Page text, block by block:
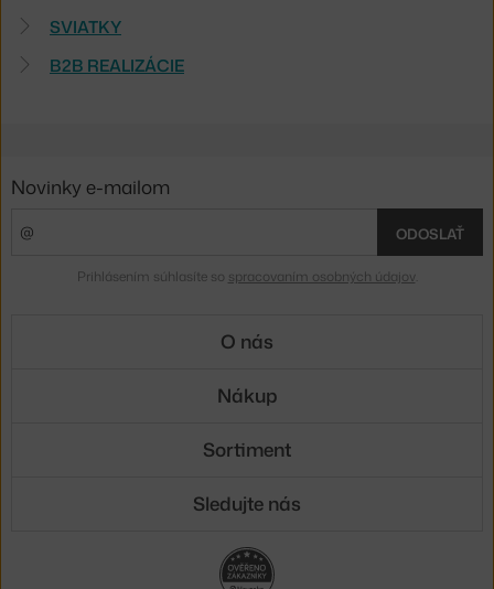
SVIATKY
B2B REALIZÁCIE
Novinky e-mailom
ODOSLAŤ
Prihlásením súhlasíte so spracovaním osobných údajov.
O nás
Nákup
Sortiment
Sledujte nás